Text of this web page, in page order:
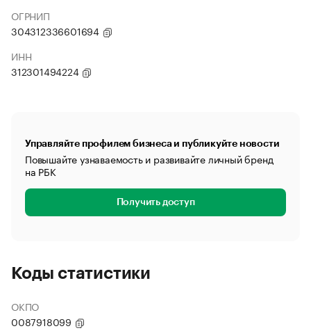
ОГРНИП
304312336601694
ИНН
312301494224
Управляйте профилем бизнеса и публикуйте новости
Повышайте узнаваемость и развивайте личный бренд
на РБК
Получить доступ
Коды статистики
ОКПО
0087918099